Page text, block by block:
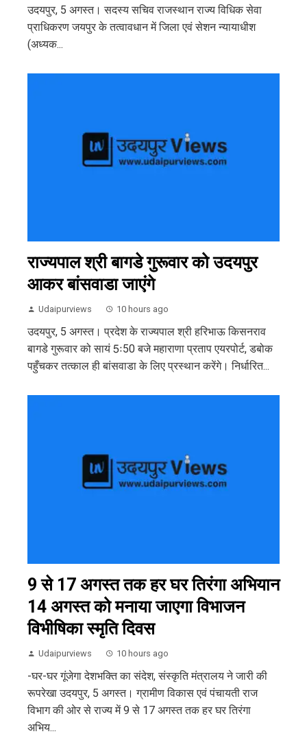
उदयपुर, 5 अगस्त। सदस्य सचिव राजस्थान राज्य विधिक सेवा
प्राधिकरण जयपुर के तत्वावधान में जिला एवं सेशन न्यायाधीश
(अध्यक...
राज्यपाल श्री बागडे गुरूवार को उदयपुर
आकर बांसवाडा जाएंगे
Udaipurviews 10 hours ago
उदयपुर, 5 अगस्त। प्रदेश के राज्यपाल श्री हरिभाऊ किसनराव
बागडे गुरूवार को सायं 5ः50 बजे महाराणा प्रताप एयरपोर्ट, डबोक
पहुँचकर तत्काल ही बांसवाडा के लिए प्रस्थान करेंगे। निर्धारित...
9 से 17 अगस्त तक हर घर तिरंगा अभियान
14 अगस्त को मनाया जाएगा विभाजन
विभीषिका स्मृति दिवस
Udaipurviews 10 hours ago
-घर-घर गूंजेगा देशभक्ति का संदेश, संस्कृति मंत्रालय ने जारी की
रूपरेखा उदयपुर, 5 अगस्त। ग्रामीण विकास एवं पंचायती राज
विभाग की ओर से राज्य में 9 से 17 अगस्त तक हर घर तिरंगा
अभिय...